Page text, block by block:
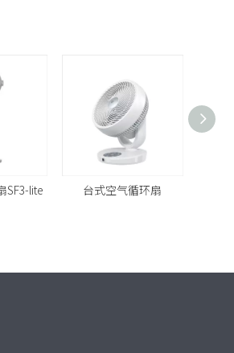
SF3-lite 台式空气循环扇